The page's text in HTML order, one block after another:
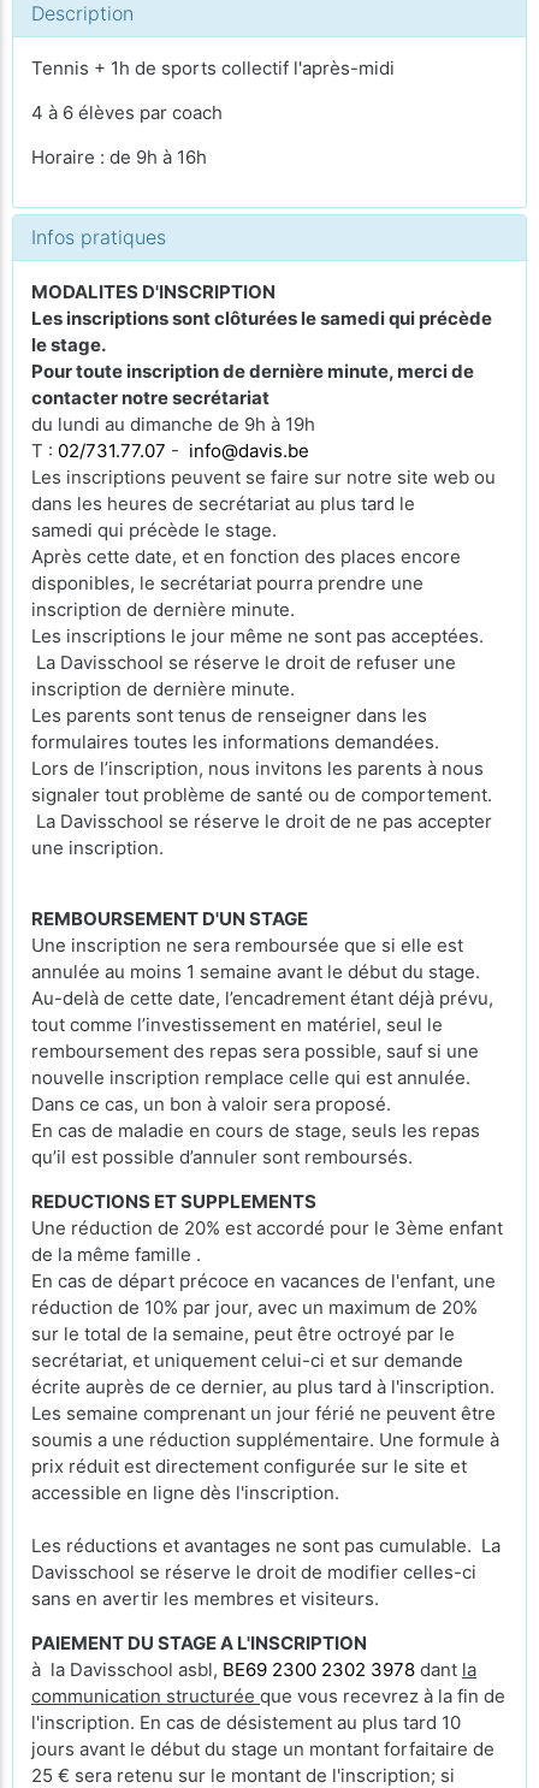
Description
Tennis + 1h de sports collectif l'après-midi
4 à 6 élèves par coach
Horaire : de 9h à 16h
Infos pratiques
MODALITES D'INSCRIPTION
Les inscriptions sont clôturées le samedi qui précède
le stage.
Pour toute inscription de dernière minute, merci de
contacter notre secrétariat
du lundi au dimanche de 9h à 19h
T : 02/731.77.07 - info@davis.be
Les inscriptions peuvent se faire sur notre site web ou
dans les heures de secrétariat au plus tard le
samedi qui précède le stage.
Après cette date, et en fonction des places encore
disponibles, le secrétariat pourra prendre une
inscription de dernière minute.
Les inscriptions le jour même ne sont pas acceptées.
La Davisschool se réserve le droit de refuser une
inscription de dernière minute.
Les parents sont tenus de renseigner dans les
formulaires toutes les informations demandées.
Lors de l’inscription, nous invitons les parents à nous
signaler tout problème de santé ou de comportement.
La Davisschool se réserve le droit de ne pas accepter
une inscription.
REMBOURSEMENT D'UN STAGE
Une inscription ne sera remboursée que si elle est
annulée au moins 1 semaine avant le début du stage.
Au-delà de cette date, l’encadrement étant déjà prévu,
tout comme l’investissement en matériel, seul le
remboursement des repas sera possible, sauf si une
nouvelle inscription remplace celle qui est annulée.
Dans ce cas, un bon à valoir sera proposé.
En cas de maladie en cours de stage, seuls les repas
qu’il est possible d’annuler sont remboursés.
REDUCTIONS ET SUPPLEMENTS
Une réduction de 20% est accordé pour le 3ème enfant
de la même famille .
En cas de départ précoce en vacances de l'enfant, une
réduction de 10% par jour, avec un maximum de 20%
sur le total de la semaine, peut être octroyé par le
secrétariat, et uniquement celui-ci et sur demande
écrite auprès de ce dernier, au plus tard à l'inscription.
Les semaine comprenant un jour férié ne peuvent être
soumis a une réduction supplémentaire. Une formule à
prix réduit est directement configurée sur le site et
accessible en ligne dès l'inscription.
Les réductions et avantages ne sont pas cumulable. La
Davisschool se réserve le droit de modifier celles-ci
sans en avertir les membres et visiteurs.
PAIEMENT DU STAGE A L'INSCRIPTION
à la Davisschool asbl, BE69 2300 2302 3978 dant la
communication structurée que vous recevrez à la fin de
l'inscription. En cas de désistement au plus tard 10
jours avant le début du stage un montant forfaitaire de
25 € sera retenu sur le montant de l'inscription; si